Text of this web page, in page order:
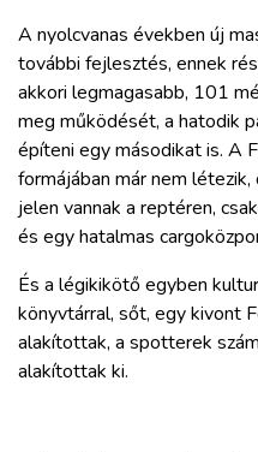
A nyolcvanas években új
további fejlesztés, ennek
akkori legmagasabb, 101
meg működését, a hatodik
építeni egy másodikat is. A
formájában már nem
jelen vannak a reptéren,
és egy hatalmas
És a légikikötő egyben
könyvtárral, sőt, egy kivont
alakítottak, a spotterek
alakítottak ki.